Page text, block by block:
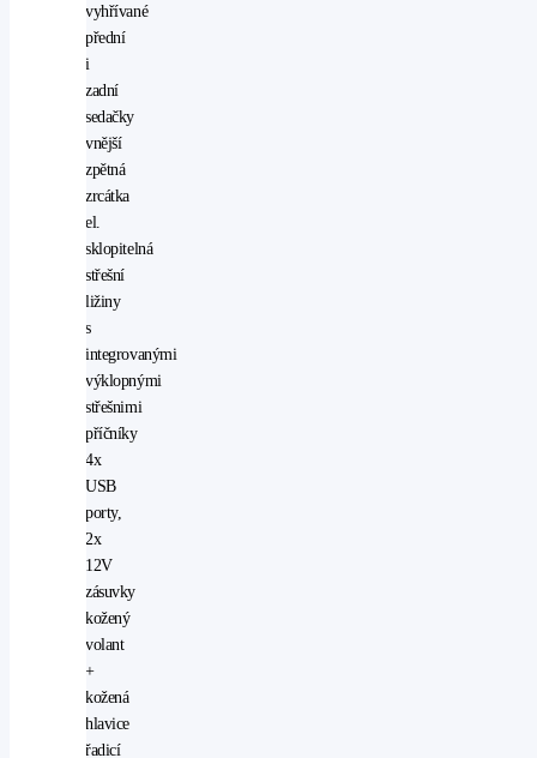
vyhřívané
přední
i
zadní
sedačky
vnější
zpětná
zrcátka
el.
sklopitelná
střešní
ližiny
s
integrovanými
výklopnými
střešnimi
příčníky
4x
USB
porty,
2x
12V
zásuvky
kožený
volant
+
kožená
hlavice
řadicí